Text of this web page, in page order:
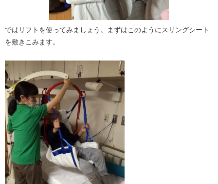
ではリフトを使ってみましょう。まずはこのようにスリングシート
を敷きこみます。